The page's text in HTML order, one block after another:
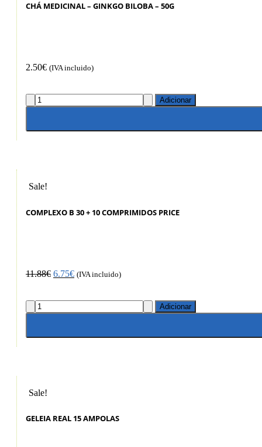
CHÁ MEDICINAL – GINKGO BILOBA – 50G
2.50€ (IVA incluido)
Adicionar
Sale!
COMPLEXO B 30 + 10 COMPRIMIDOS PRICE
11.88€ 6.75€ (IVA incluido)
Adicionar
Sale!
GELEIA REAL 15 AMPOLAS